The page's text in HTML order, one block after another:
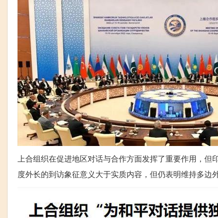
上合组织在促进地区对话与合作方面发挥了重要作用，
度外长的到访象征意义大于实质内容，但仍表明维持多边